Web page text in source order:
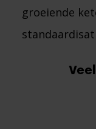
groeiende